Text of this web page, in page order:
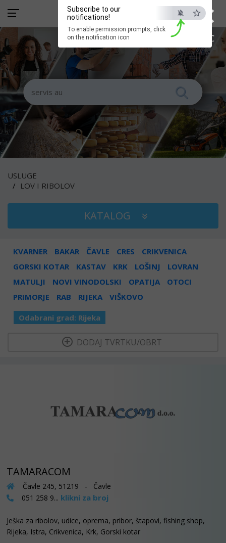
×
ESC
Subscribe to our
notifications!
To enable permission prompts, click
on the notification icon
USLUGE
LOV I RIBOLOV
KATALOG
KVARNER BAKAR ČAVLE CRES
CRIKVENICA
GORSKI KOTAR
KASTAV KRK LOŠINJ
LOVRAN
MATULJI
NOVI VINODOLSKI OPATIJA
OTOCI
PRIMORJE
RAB RIJEKA VIŠKOVO
Odabrani grad: Rijeka
DODAJ TVRTKU/OBRT
TAMARACOM
Čavle 245, 51219 - Čavle
051 258 9... klikni za broj
Ješka za ribolov, udice, oprema, pribor, štapovi, fishing shop,
Rijeka, Istra, Crikvenica, Krk, Gorski kotar